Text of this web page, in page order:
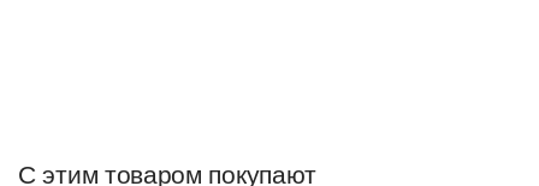
С этим товаром покупают